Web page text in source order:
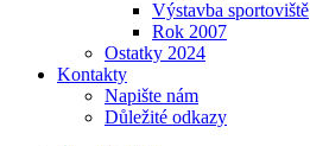
Výstavba sportoviště
Rok 2007
Ostatky 2024
Kontakty
Napište nám
Důležité odkazy